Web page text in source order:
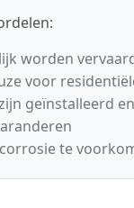
worden
voor
geïnstalleerd
te